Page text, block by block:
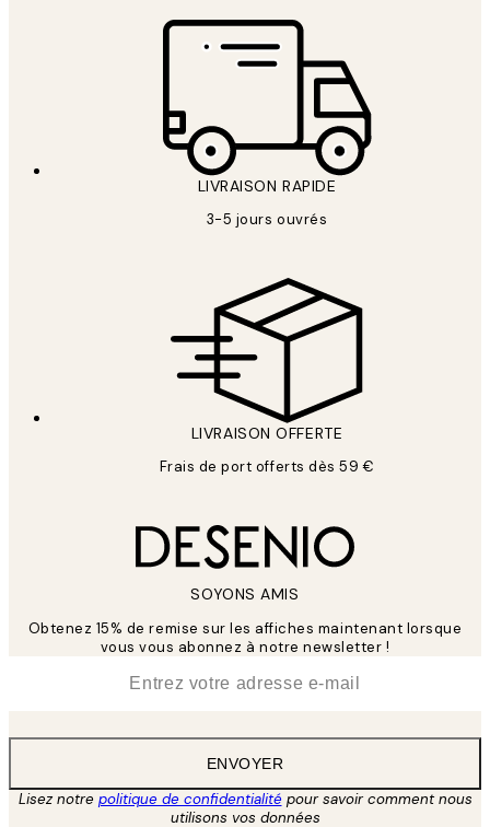
LIVRAISON RAPIDE
3-5 jours ouvrés
LIVRAISON OFFERTE
Frais de port offerts dès 59 €
SOYONS AMIS
Obtenez 15% de remise sur les affiches maintenant lorsque
vous vous abonnez à notre newsletter !
ENVOYER
Lisez notre politique de confidentialitépour savoir comment nous
utilisons vos données